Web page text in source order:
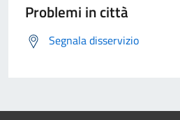
Problemi in città
Segnala disservizio